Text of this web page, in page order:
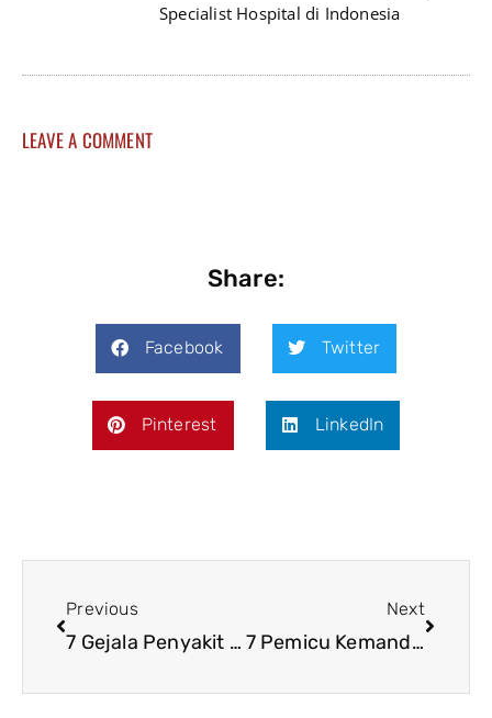
Specialist Hospital di Indonesia
LEAVE A COMMENT
Share:
Facebook Twitter
Pinterest LinkedIn
Previous
7 Gejala Penyakit Berbahaya yang Sering Diabaikan
Next
7 Pemicu Kemandulan Pada Pria dan Cara Mengatasinya